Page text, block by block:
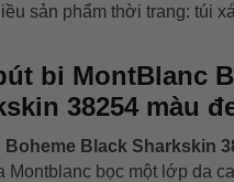
sản phẩm thời trang: túi
bi MontBlanc
38254 màu
Boheme Black Sharkskin
Montblanc bọc một lớp da